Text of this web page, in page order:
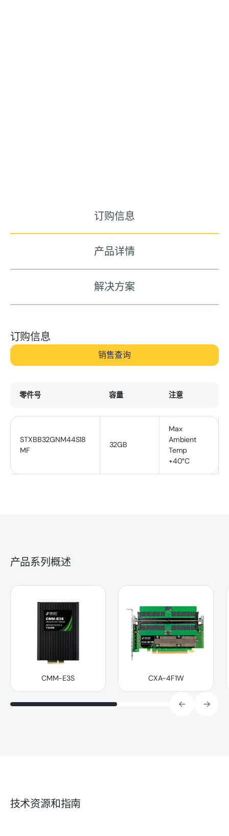
订购信息
产品详情
解决方案
订购信息
销售查询
零件号 容量 注意
STXBB32GNM44S18
MF
32GB
Max
Ambient
Temp
+40°C
产品系列概述
CMM-E3S CXA-4F1W
技术资源和指南